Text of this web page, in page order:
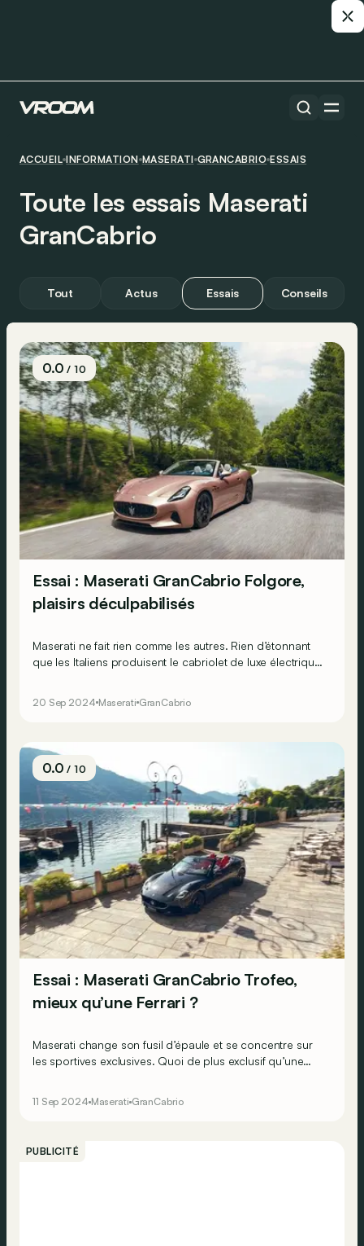
ACCUEIL INFORMATION MASERATI GRANCABRIO ESSAIS
Toute les essais Maserati
GranCabrio
Tout Actus Essais Conseils
0.0/ 10
Essai : Maserati GranCabrio Folgore,
plaisirs déculpabilisés
Maserati ne fait rien comme les autres. Rien d’étonnant
que les Italiens produisent le cabriolet de luxe électrique
20 Sep 2024 Maserati GranCabrio
0.0/ 10
Essai : Maserati GranCabrio Trofeo,
mieux qu’une Ferrari ?
Maserati change son fusil d’épaule et se concentre sur
les sportives exclusives. Quoi de plus exclusif qu’une
11 Sep 2024 Maserati GranCabrio
PUBLICITÉ